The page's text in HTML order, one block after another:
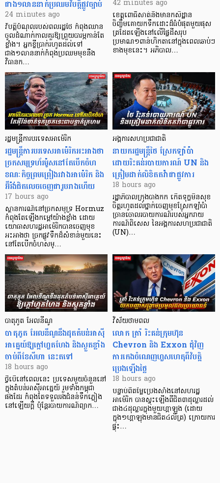
ជាង១លាននាក់ប្រឈមវិបត្តិផ្លូវច្បាប់
24 minutes ago
វិបត្តិបំណុលរបស់ពលរដ្ឋថៃ កំពុងឈាន
ចូលដំណាក់កាលគួរឱ្យព្រួយបារម្ភកាន់តែ
ខ្លាំង។ អ្នកខ្ចីប្រាក់​រហូតដល់​ទៅ
ជាង១លាននាក់កំពុងប្រឈមមុខនឹង
វិធានក…
42 minutes ago
ខេត្តពោធិ៍សាត់នឹងមានកសិដ្ឋាន
ចិញ្ចឹមគោយកទឹកដោះដ៏ធំបំផុតមួយផុស
ត្រដែតឡើងនៅលើផ្ទៃដីសរុប
ប្រមាណ១ពាន់ហិកតានៅក្នុងពេលឆាប់ៗ
ខាងមុខនេះ។ អភិបាល…
រដ្ឋមន្ត្រីការបរទេសអាម៉េរិក
រដ្ឋមន្ត្រីការបរទេសអាម៉េរិកអះអាងថា
ច្រកសមុទ្រហ័រម៉ូសនៅតែបើកចំហ
ខណៈកិច្ចព្រមព្រៀងរវាងអាម៉េរិក និង
អ៊ីរ៉ង់ជិតលេចចេញជារូបរាងហើយ
17 hours ago
ស្ថានការណ៍នៅច្រកសមុទ្រ Hormuz
កំពុងតែឡើងកម្ដៅយ៉ាងខ្លាំង ដោយ
យោធាសហរដ្ឋអាម៉េរិកបានចេញមុខ
អះអាងថា ច្រកផ្លូវទឹកដ៏សំខាន់មួយនេះ
នៅតែបើកចំហសម្…
អង្គការសហប្រជាជាតិ
នាយករដ្ឋមន្ត្រី​ថៃ ស្រែកឡាំប៉ា
ដោយរិះគន់របាយការណ៍ UN និង
ត្រៀមដាក់លិខិតតវ៉ាជាផ្លូវការ
18 hours ago
រដ្ឋាភិបាលក្រុងបាងកក កើតទុក្ខមិនសុខ
ចិត្តរហូតដល់ថ្នាក់ចេញមុខស្រែកឡាំប៉ា
ច្រានចោលរបាយការណ៍របស់អ្នករាយ
ការណ៍ពិសេស នៃអង្គការសហប្រជាជាតិ
(UN)…
បាតុភូត អែលនីណូ
បាតុភូត អែលនីណូ​នឹងដុតតំបន់អាស៊ី
អាគ្នេយ៍ឱ្យក្តៅហួតហែង និងស្ងួតខ្លាំង
ចាប់ពីខែសីហា នេះតទៅ
18 hours ago
ថ្វីបើនៅពេលនេះ ប្រទេសមួយចំនួននៅ
ក្នុងតំបន់អាស៊ីអាគ្នេយ៍ រួមទាំងកម្ពុជា
ផងដែរ កំពុងតែទទួលរងជំនន់ទឹកភ្លៀង
នៅឡើយក្តី ប៉ុន្តែរបាយការណ៍ព្យាក…
វិស័យថាមពល
លោក ត្រាំ រិះគន់ក្រុមហ៊ុន
Chevron និង Exxon ជុំវិញ
ការកេងចំណេញហួសហេតុពីវិបត្តិ
ប្រេងឡើងថ្លៃ
18 hours ago
បន្ទាប់ពីតម្លៃប្រេងសាំងនៅសហរដ្ឋ
អាម៉េរិក បានស្ទុះឡើងពីជិត៣ដុល្លារដល់
ជាង៤ដុល្លារក្នុងមួយហ្គាឡុង (ដោយ
ក្នុង១ហ្គាឡុងមានជិត៤លីត្រ) ក្រោយការ
ផ្ទុះ…